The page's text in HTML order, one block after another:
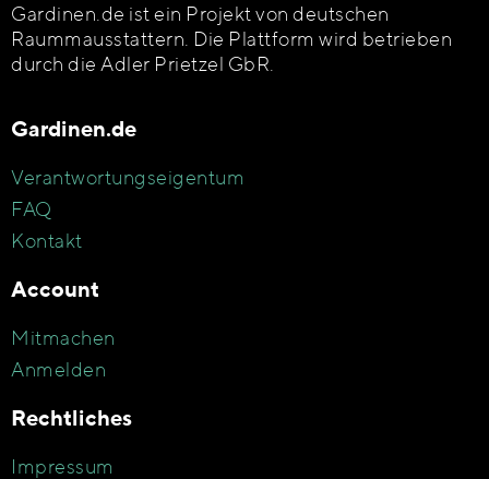
Gardinen.de ist ein Projekt von deutschen
Raummausstattern. Die Plattform wird betrieben
durch die Adler Prietzel GbR.
Gardinen.de
Verantwortungseigentum
FAQ
Kontakt
Account
Mitmachen
Anmelden
Rechtliches
Impressum